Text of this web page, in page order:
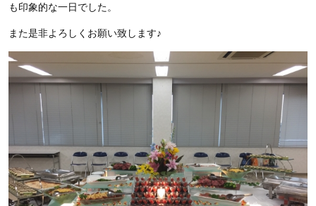
も印象的な一日でした。
また是非よろしくお願い致します♪